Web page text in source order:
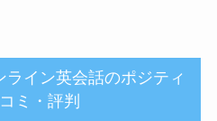
ライン英会話のポジティ
ミ・評判